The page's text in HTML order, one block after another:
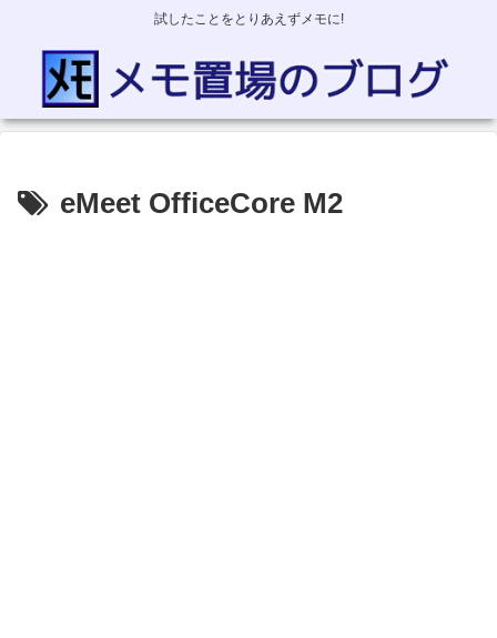
試したことをとりあえずメモに!
eMeet OfficeCore M2